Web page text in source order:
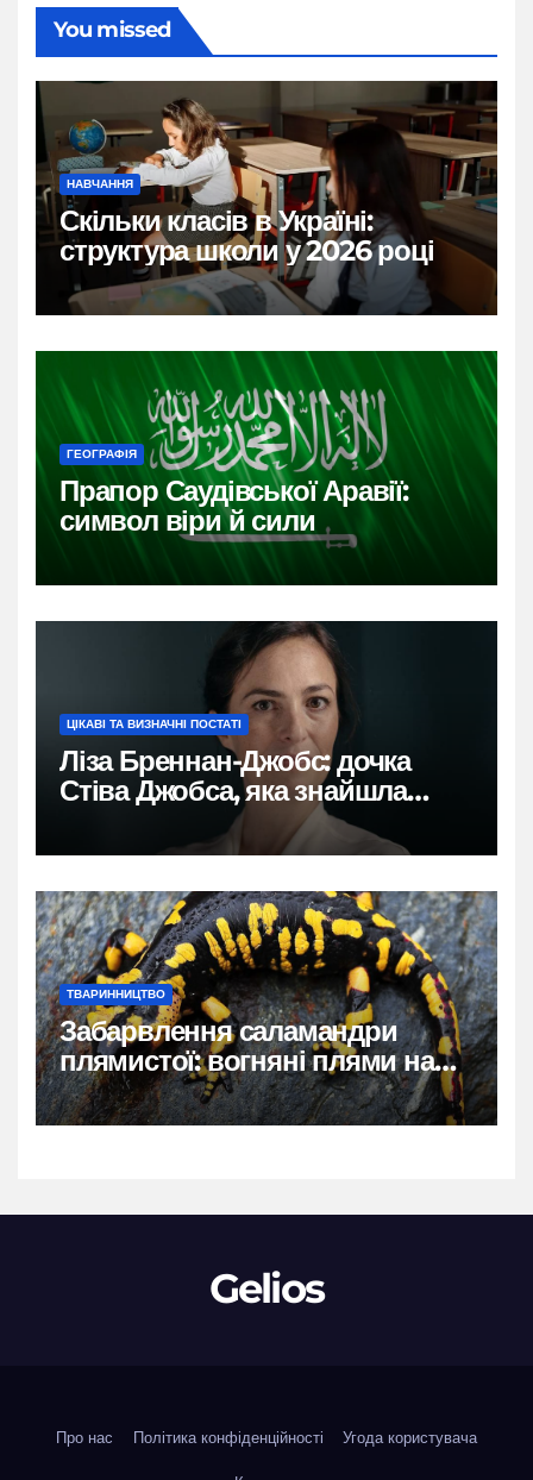
You missed
НАВЧАННЯ
Скільки класів в Україні:
структура школи у 2026 році
ГЕОГРАФІЯ
Прапор Саудівської Аравії:
символ віри й сили
ЦІКАВІ ТА ВИЗНАЧНІ ПОСТАТІ
Ліза Бреннан-Джобс: дочка
Стіва Джобса, яка знайшла
власний голос
ТВАРИННИЦТВО
Забарвлення саламандри
плямистої: вогняні плями на
чорному тлі
Gelios
Про нас Політика конфіденційності Угода користувача